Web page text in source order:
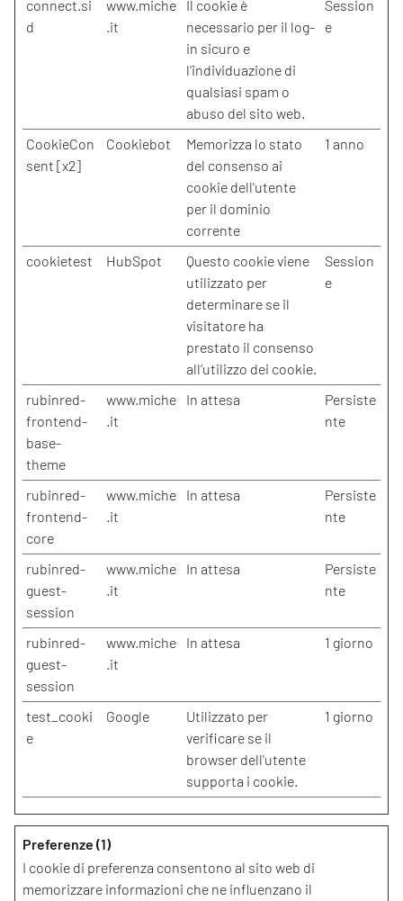
connect.si
d
www.miche
.it
Il cookie è
necessario per il log-
in sicuro e
l'individuazione di
qualsiasi spam o
abuso del sito web.
Session
e
CookieCon
sent [x2]
Cookiebot
Memorizza lo stato
del consenso ai
cookie dell'utente
per il dominio
corrente
1 anno
cookietest HubSpot
Questo cookie viene
utilizzato per
determinare se il
visitatore ha
prestato il consenso
all’utilizzo dei cookie.
Session
e
rubinred-
frontend-
base-
theme
www.miche
.it
In attesa
Persiste
nte
rubinred-
frontend-
core
www.miche
.it
In attesa
Persiste
nte
rubinred-
guest-
session
www.miche
.it
In attesa
Persiste
nte
rubinred-
guest-
session
www.miche
.it
In attesa 1 giorno
test_cooki
e
Google
Utilizzato per
verificare se il
browser dell'utente
supporta i cookie.
1 giorno
Preferenze (1)
I cookie di preferenza consentono al sito web di
memorizzare informazioni che ne influenzano il